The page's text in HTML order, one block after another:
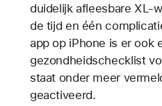
duidelijk afleesbare XL-
de tijd en één
app op iPhone is er ook
gezondheidschecklist
staat onder meer
geactiveerd.